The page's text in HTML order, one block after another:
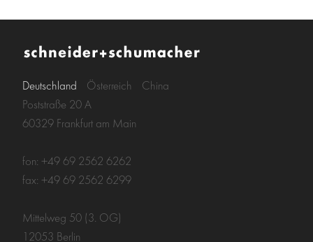
Deutschland Österreich
China
Poststraße 20 A
60329 Frankfurt am Main
fon: +49 69 2562 6262
fax: +49 69 2562 6299
Mittelweg 50 (3. OG)
12053 Berlin